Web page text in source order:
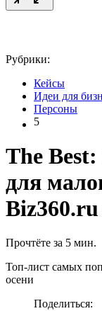
Рубрики:
Кейсы
Идеи для
Персоны
5
The
для
Прочтёте за 5 мин.
Топ-лист самых
осени
Поделиться: